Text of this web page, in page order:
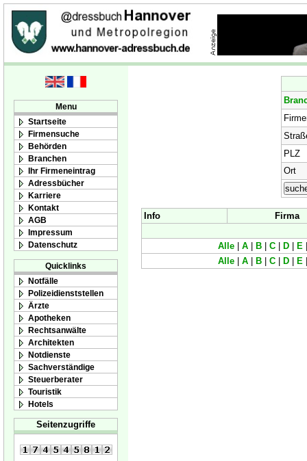
Menu
Startseite
Firmensuche
Behörden
Branchen
Ihr Firmeneintrag
Adressbücher
Karriere
Kontakt
AGB
Impressum
Datenschutz
Quicklinks
Notfälle
Polizeidienststellen
Ärzte
Apotheken
Rechtsanwälte
Architekten
Notdienste
Sachverständige
Steuerberater
Touristik
Hotels
Seitenzugriffe
PLZ
Ort
Info Firma
Alle A B C D E
Alle
A B C D E